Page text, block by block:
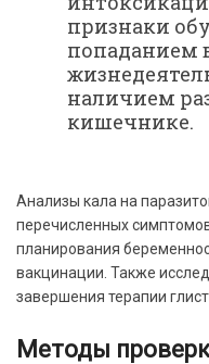
признаки
попаданием
наличием
кишечнике.
Анализы кала на
перечисленных
планирования
вакцинации. Также
завершения терапии
Методы